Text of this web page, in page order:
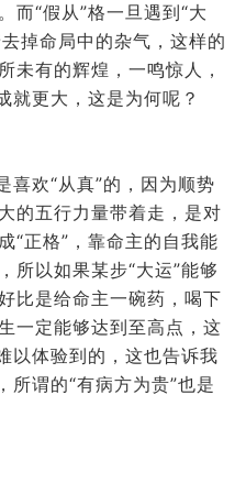
而“假从”格一旦遇到“大
掉命局中的杂气，这样的
未有的辉煌，一鸣惊人，
就更大，这是为何呢？
喜欢“从真”的，因为顺势
的五行力量带着走，是对
“正格”，靠命主的自我能
所以如果某步“大运”能够
比是给命主一碗药，喝下
一定能够达到至高点，这
以体验到的，这也告诉我
所谓的“有病方为贵”也是